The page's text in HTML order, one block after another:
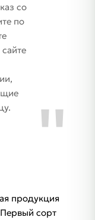
со
по
продукция
сорт